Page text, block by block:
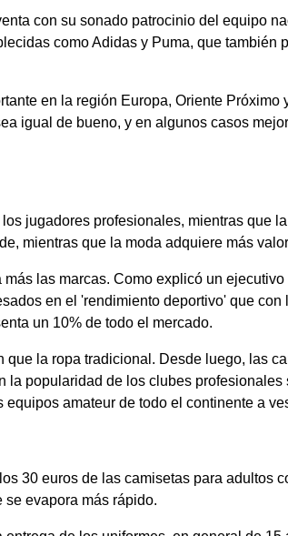
con su sonado patrocinio del equipo
como Adidas y Puma, que también
en la región Europa, Oriente Próximo
igual de bueno, y en algunos casos
jugadores profesionales, mientras que
mientras que la moda adquiere más
las marcas. Como explicó un ejecutivo
en el 'rendimiento deportivo' que con
un 10% de todo el mercado.
la ropa tradicional. Desde luego, las
popularidad de los clubes profesionales
amateur de todo el continente a
30 euros de las camisetas para adultos
evapora más rápido.